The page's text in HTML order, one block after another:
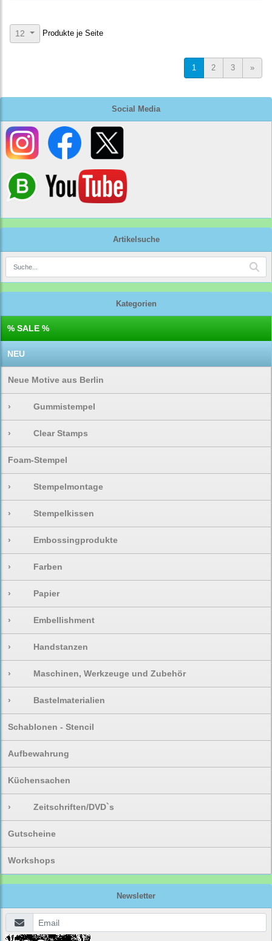
Social Media
Artikelsuche
Kategorien
% SALE %
NEU
Neue Motive aus Berlin
› Gummistempel
› Clear Stamps
Foam-Stempel
› Stempelmontage
› Stempelkissen
› Embossingprodukte
› Farben
› Papier
› Embellishment
› Handstanzen
› Maschinen, Werkzeuge und Zubehör
› Bastelmaterialien
Schablonen - Stencil
Aufbewahrung
Küchensachen
› Zeitschriften/DVD`s
Gutscheine
Workshops
Newsletter
12 Produkte je Seite
1 2 3 »